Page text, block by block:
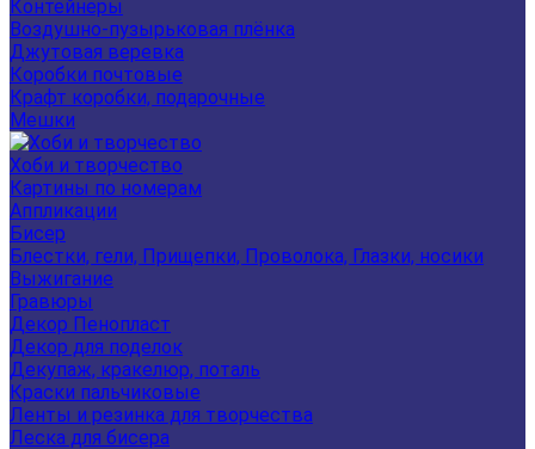
Контейнеры
Воздушно-пузырьковая плёнка
Джутовая веревка
Коробки почтовые
Крафт коробки, подарочные
Мешки
Хоби и творчество
Картины по номерам
Аппликации
Бисер
Блестки, гели, Прищепки, Проволока, Глазки, носики
Выжигание
Гравюры
Декор Пенопласт
Декор для поделок
Декупаж, кракелюр, поталь
Краски пальчиковые
Ленты и резинка для творчества
Леска для бисера